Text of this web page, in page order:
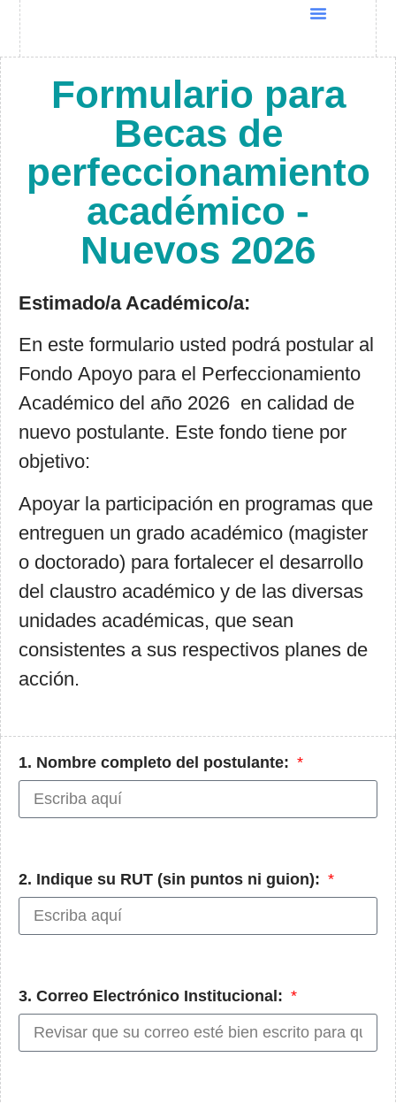
Formulario para
Becas de
perfeccionamiento
académico -
Nuevos 2026
Estimado/a Académico/a:
En este formulario usted podrá postular al
Fondo Apoyo para el Perfeccionamiento
Académico del año 2026 en calidad de
nuevo postulante. Este fondo tiene por
objetivo:
Apoyar la participación en programas que
entreguen un grado académico (magister
o doctorado) para fortalecer el desarrollo
del claustro académico y de las diversas
unidades académicas, que sean
consistentes a sus respectivos planes de
acción.
1. Nombre completo del postulante:
2. Indique su RUT (sin puntos ni guion):
3. Correo Electrónico Institucional: